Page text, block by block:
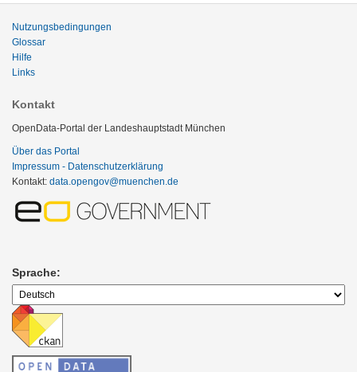
Nutzungsbedingungen
Glossar
Hilfe
Links
Kontakt
OpenData-Portal der Landeshauptstadt München
Über das Portal
Impressum - Datenschutzerklärung
Kontakt: data.opengov@muenchen.de
Sprache